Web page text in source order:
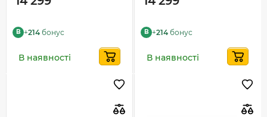
B +214 бонус
В наявності
B +214 бонус
В наявності